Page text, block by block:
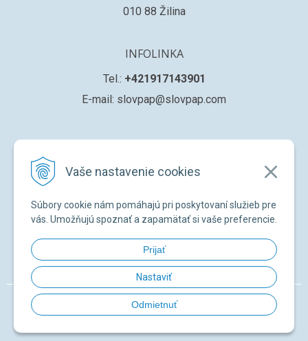
Vaše nastavenie cookies
Súbory cookie nám pomáhajú pri poskytovaní služieb pre
vás. Umožňujú spoznať a zapamätať si vaše preferencie.
Prijať
Nastaviť
Odmietnuť
010 88 Žilina
INFOLINKA
Tel.: +421917143901
E-mail: slovpap@slovpap.com
Obchodné podmienky
Ochana osobných údajov
Registrácia nového zákazníka
Žiadosť o registráciu na ďalší predaj
Zabudnuté heslo
© 2026 SLOVPAP SK • NextShop&e-shop Pohoda Connector NextCom